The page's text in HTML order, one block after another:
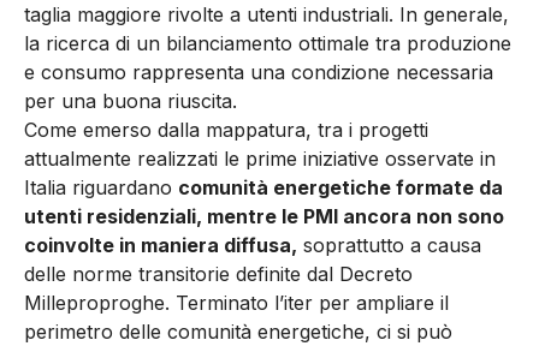
taglia maggiore rivolte a utenti industriali. In generale,
la ricerca di un bilanciamento ottimale tra produzione
e consumo rappresenta una condizione necessaria
per una buona riuscita.
Come emerso dalla mappatura, tra i progetti
attualmente realizzati le prime iniziative osservate in
Italia riguardano comunità energetiche formate da
utenti residenziali, mentre le PMI ancora non sono
coinvolte in maniera diffusa, soprattutto a causa
delle norme transitorie definite dal Decreto
Milleproproghe. Terminato l’iter per ampliare il
perimetro delle comunità energetiche, ci si può